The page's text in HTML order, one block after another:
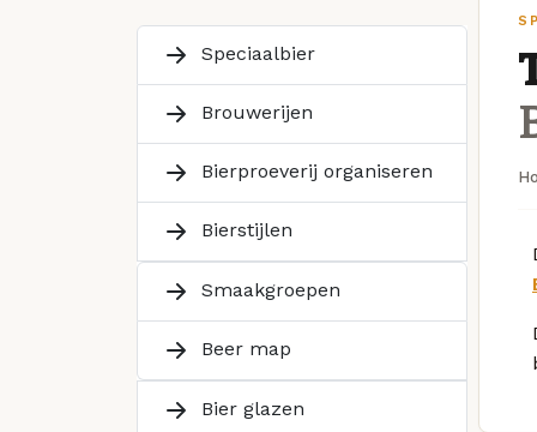
Speciaalbier
Brouwerijen
Bierproeverij organiseren
Bierstijlen
Smaakgroepen
Beer map
Bier glazen